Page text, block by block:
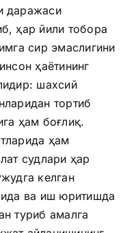
даражаси
ҳар йили тобора
сир эмаслигини
ҳаётининг
шахсий
тортиб
ҳам боғлиқ.
ҳам
судлари ҳар
келган
ва иш юритишда
туриб амалга